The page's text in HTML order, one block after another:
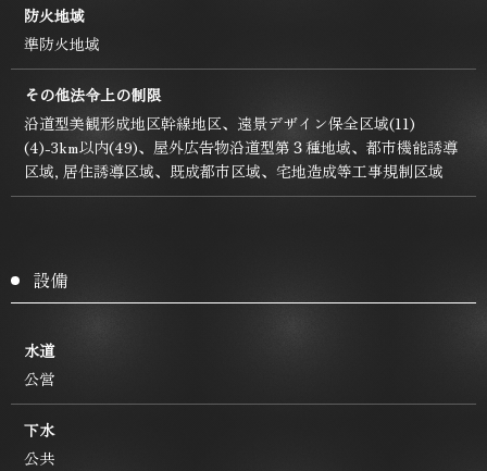
防火地域
準防火地域
その他法令上の制限
沿道型美観形成地区幹線地区、遠景デザイン保全区域(11)
(4)-3km以内(49)、屋外広告物沿道型第３種地域、都市機能誘導
区域, 居住誘導区域、既成都市区域、宅地造成等工事規制区域
設備
水道
公営
下水
公共